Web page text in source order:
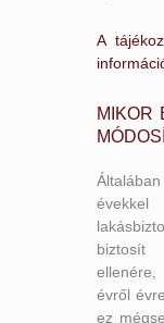
A
MIKOR
biztosít
évről
ez